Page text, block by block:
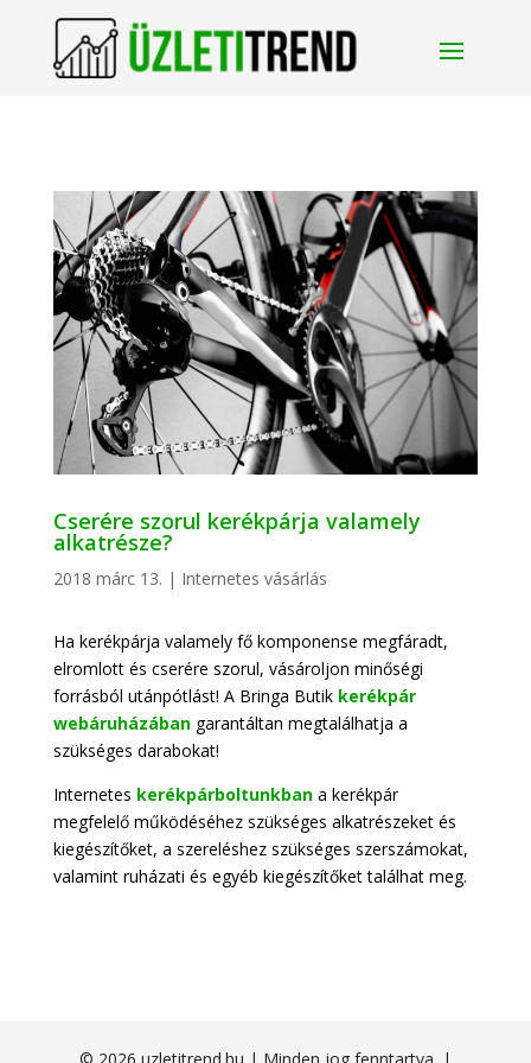
Cserére szorul kerékpárja valamely
alkatrésze?
2018 márc 13. | Internetes vásárlás
Ha kerékpárja valamely fő komponense megfáradt,
elromlott és cserére szorul, vásároljon minőségi
forrásból utánpótlást! A Bringa Butik kerékpár
webáruházábangarantáltan megtalálhatja a
szükséges darabokat!
Internetes kerékpárboltunkban a kerékpár
megfelelő működéséhez szükséges alkatrészeket és
kiegészítőket, a szereléshez szükséges szerszámokat,
valamint ruházati és egyéb kiegészítőket találhat meg.